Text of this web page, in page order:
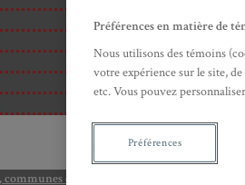
et privées de la Cité
Préférences en matière de
Nous utilisons des témoins
votre expérience sur le site,
etc. Vous pouvez
Préférences